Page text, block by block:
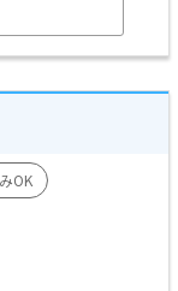
OK